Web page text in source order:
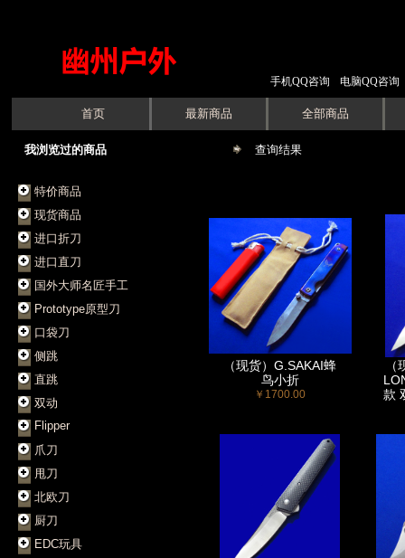
手机QQ咨询 电脑QQ咨询
首页 最新商品 全部商品
我浏览过的商品
特价商品
现货商品
进口折刀
进口直刀
国外大师名匠手工
Prototype原型刀
口袋刀
侧跳
直跳
双动
Flipper
爪刀
甩刀
北欧刀
厨刀
EDC玩具
查询结果
（现货）G.SAKAI蜂
鸟小折
￥1700.00
款